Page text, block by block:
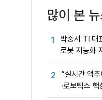
많이 본
1
박중서 TI 대
로봇 지능화
2
“실시간 액
·로보틱스 핵